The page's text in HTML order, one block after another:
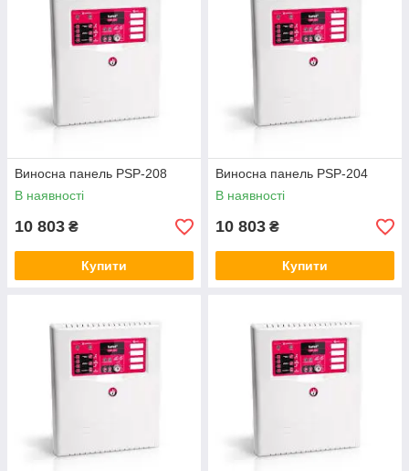
Виносна панель PSP-208
В наявності
10 803 ₴
Купити
Виносна панель PSP-204
В наявності
10 803 ₴
Купити